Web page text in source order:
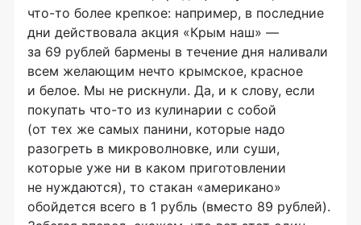
что-то более крепкое: например, в последние
дни действовала акция «Крым наш» —
за 69 рублей бармены в течение дня наливали
всем желающим нечто крымское, красное
и белое. Мы не рискнули. Да, и к слову, если
покупать что-то из кулинарии с собой
(от тех же самых панини, которые надо
разогреть в микроволновке, или суши,
которые уже ни в каком приготовлении
не нуждаются), то стакан «американо»
обойдется всего в 1 рубль (вместо 89 рублей).